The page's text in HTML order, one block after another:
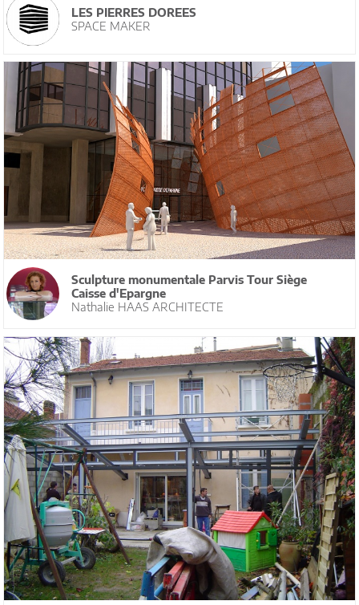
LES PIERRES DOREES
SPACE MAKER
Sculpture monumentale Parvis Tour Siège
Caisse d'Epargne
Nathalie HAAS ARCHITECTE